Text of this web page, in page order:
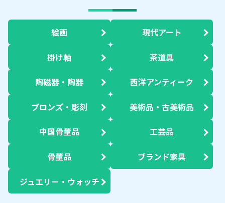
絵画 現代アート
掛け軸 茶道具
陶磁器・陶器 西洋アンティーク
ブロンズ・彫刻 美術品・古美術品
中国骨董品 工芸品
骨董品 ブランド家具
ジュエリー・ウォッチ